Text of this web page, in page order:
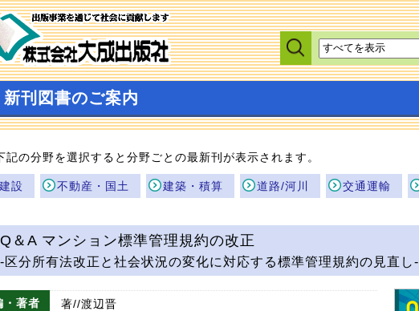
新刊図書のご案内
記の分野を選択すると分野ごとの最新刊が表示されます。
建設 不動産・国土 建築・積算 道路/河川 交通運輸
Q＆A マンション標準管理規約の改正
-区分所有法改正と社会状況の変化に対応する標準管理規約の見直し-
・著者
著//渡辺晋